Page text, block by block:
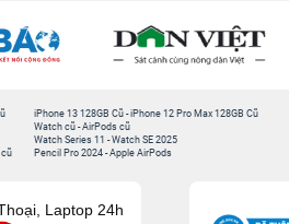
cũ
iPhone 13 128GB Cũ -iPhone 12 Pro Max 128GB Cũ
Watch cũ -AirPods cũ
Watch Series 11 -Watch SE 2025
Pencil Pro 2024 -Apple AirPods
Laptop 24h